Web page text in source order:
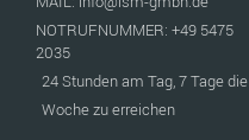
NOTRUFNUMMER: +49 5475
2035
24 Stunden am Tag, 7 Tage die
Woche zu erreichen